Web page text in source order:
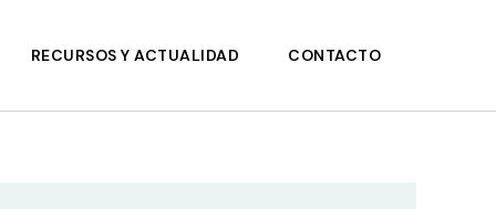
RECURSOS Y ACTUALIDAD CONTACTO